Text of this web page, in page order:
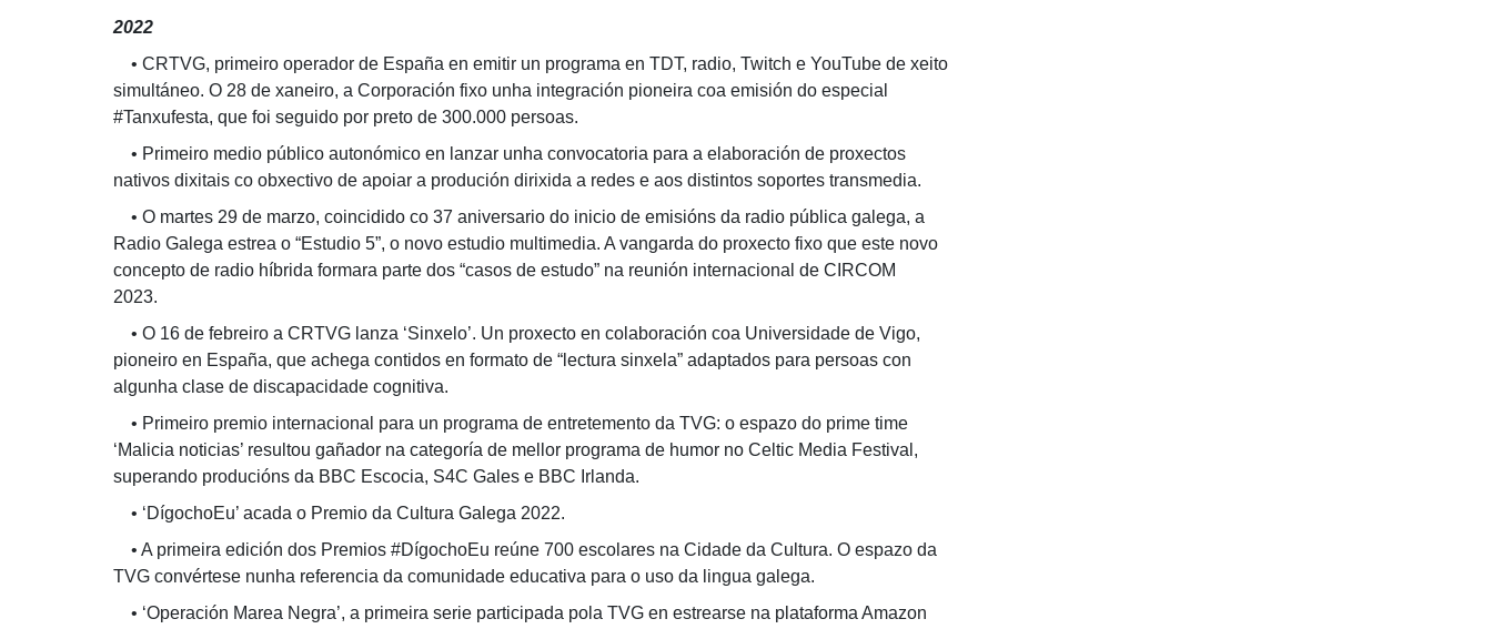
2022
• CRTVG, primeiro operador de España en emitir un programa en TDT, radio, Twitch e YouTube de xeito
simultáneo. O 28 de xaneiro, a Corporación fixo unha integración pioneira coa emisión do especial
#Tanxufesta, que foi seguido por preto de 300.000 persoas.
• Primeiro medio público autonómico en lanzar unha convocatoria para a elaboración de proxectos
nativos dixitais co obxectivo de apoiar a produción dirixida a redes e aos distintos soportes transmedia.
• O martes 29 de marzo, coincidido co 37 aniversario do inicio de emisións da radio pública galega, a
Radio Galega estrea o “Estudio 5”, o novo estudio multimedia. A vangarda do proxecto fixo que este novo
concepto de radio híbrida formara parte dos “casos de estudo” na reunión internacional de CIRCOM
2023.
• O 16 de febreiro a CRTVG lanza ‘Sinxelo’. Un proxecto en colaboración coa Universidade de Vigo,
pioneiro en España, que achega contidos en formato de “lectura sinxela” adaptados para persoas con
algunha clase de discapacidade cognitiva.
• Primeiro premio internacional para un programa de entretemento da TVG: o espazo do prime time
‘Malicia noticias’ resultou gañador na categoría de mellor programa de humor no Celtic Media Festival,
superando producións da BBC Escocia, S4C Gales e BBC Irlanda.
• ‘DígochoEu’ acada o Premio da Cultura Galega 2022.
• A primeira edición dos Premios #DígochoEu reúne 700 escolares na Cidade da Cultura. O espazo da
TVG convértese nunha referencia da comunidade educativa para o uso da lingua galega.
• ‘Operación Marea Negra’, a primeira serie participada pola TVG en estrearse na plataforma Amazon